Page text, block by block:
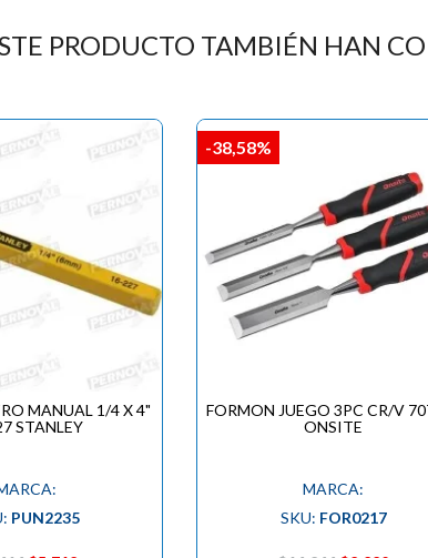
PRODUCTO TAMBIÉN HAN
MANUAL 1/4 X 4"
STANLEY
PUN2235
FORMON JUEGO 3PC CR/V
ONSITE
MARCA:
SKU: FOR0217
-38,58%